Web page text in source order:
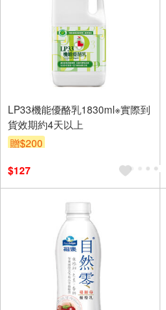
LP33機能優酪乳1830ml※實際到
貨效期約4天以上
贈$200
$127